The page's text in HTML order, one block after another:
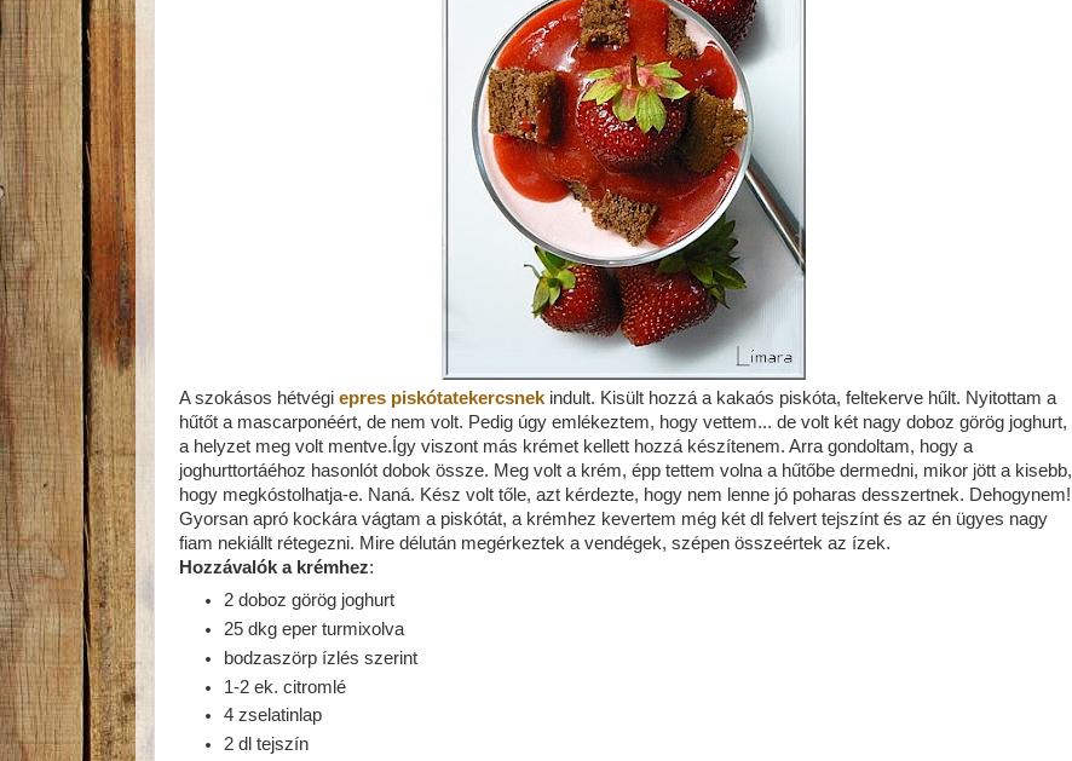
A szokásos hétvégi epres piskótatekercsnek indult. Kisült hozzá a kakaós piskóta, feltekerve hűlt. Nyitottam a
hűtőt a mascarponéért, de nem volt. Pedig úgy emlékeztem, hogy vettem... de volt két nagy doboz görög joghurt,
a helyzet meg volt mentve.Így viszont más krémet kellett hozzá készítenem. Arra gondoltam, hogy a
joghurttortáéhoz hasonlót dobok össze. Meg volt a krém, épp tettem volna a hűtőbe dermedni, mikor jött a kisebb,
hogy megkóstolhatja-e. Naná. Kész volt tőle, azt kérdezte, hogy nem lenne jó poharas desszertnek. Dehogynem!
Gyorsan apró kockára vágtam a piskótát, a krémhez kevertem még két dl felvert tejszínt és az én ügyes nagy
fiam nekiállt rétegezni. Mire délután megérkeztek a vendégek, szépen összeértek az ízek.
Hozzávalók a krémhez:
2 doboz görög joghurt
25 dkg eper turmixolva
bodzaszörp ízlés szerint
1-2 ek. citromlé
4 zselatinlap
2 dl tejszín